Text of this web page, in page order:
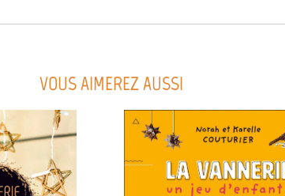
VOUS AIMEREZ AUSSI